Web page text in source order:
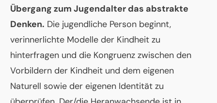
Übergang zum Jugendalter das abstrakte
Denken. Die jugendliche Person beginnt,
verinnerlichte Modelle der Kindheit zu
hinterfragen und die Kongruenz zwischen den
Vorbildern der Kindheit und dem eigenen
Naturell sowie der eigenen Identität zu